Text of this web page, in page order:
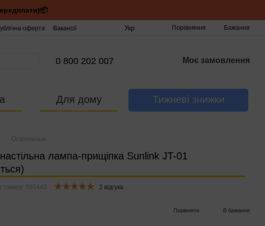
оферта Вакансії Укр Порівняння Бажання
0 800 202 007 Моє замовлення
Для дому Тижневі знижки
Освітлення
лампа-прищіпка Sunlink JT-01
товару: 565443 2 відгука
Порівняти В бажання